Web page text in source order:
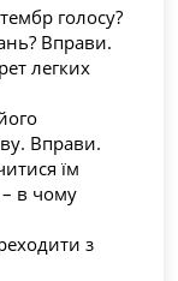
голосу?
Вправи.
легких
Вправи.
їм
– в чому
з